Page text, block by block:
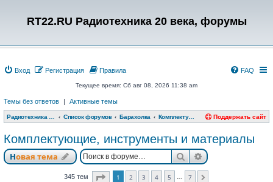
RT22.RU Радиотехника 20 века, форумы
Вход Регистрация FAQ
Правила
Текущее время: Сб авг 08, 2026 11:38 am
Темы без ответов | Активные темы
Список форумов Барахолка Комплектующие, инструменты и материалы Поддержать сайт
Комплектующие, инструменты и материалы
Новая тема ПоискРасширенный
345 тем Страница из
1 2 3 4 5 7